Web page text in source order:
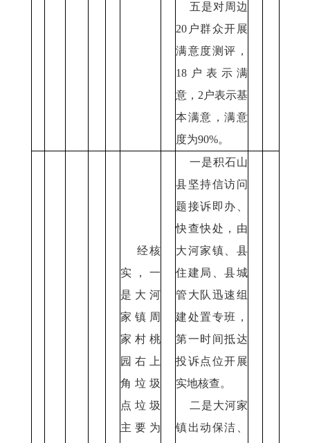
五是对周边
20户群众开展
满意度测评，
18户表示满
意，2户表示基
本满意，满意
度为90%。
经核
实，一
是大河
家镇周
家村桃
园右上
角垃圾
点垃圾
主要为
一是积石山
县坚持信访问
题接诉即办、
快查快处，由
大河家镇、县
住建局、县城
管大队迅速组
建处置专班，
第一时间抵达
投诉点位开展
实地核查。
二是大河家
镇出动保洁、